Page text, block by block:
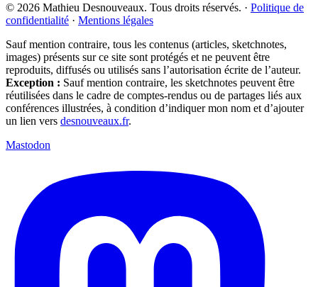
© 2026 Mathieu Desnouveaux. Tous droits réservés. · Politique de
confidentialité · Mentions légales
Sauf mention contraire, tous les contenus (articles, sketchnotes,
images) présents sur ce site sont protégés et ne peuvent être
reproduits, diffusés ou utilisés sans l’autorisation écrite de l’auteur.
Exception : Sauf mention contraire, les sketchnotes peuvent être
réutilisées dans le cadre de comptes-rendus ou de partages liés aux
conférences illustrées, à condition d’indiquer mon nom et d’ajouter
un lien vers desnouveaux.fr.
Mastodon